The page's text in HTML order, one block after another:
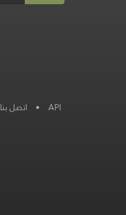
اتصل بنا • API